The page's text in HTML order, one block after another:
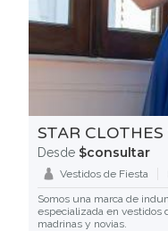
STAR CLOTHES
Desde $consultar
Vestidos de Fiesta
Somos una marca de
especializada en vestidos
madrinas y novias.